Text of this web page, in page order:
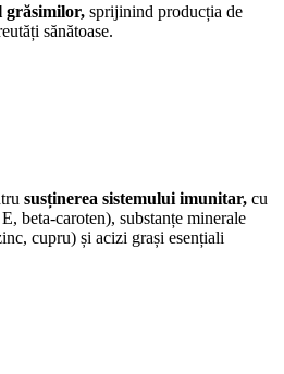
grăsimilor, sprijinind producția de
sănătoase.
susținerea sistemului imunitar, cu
beta-caroten), substanțe minerale
cupru) și acizi grași esențiali